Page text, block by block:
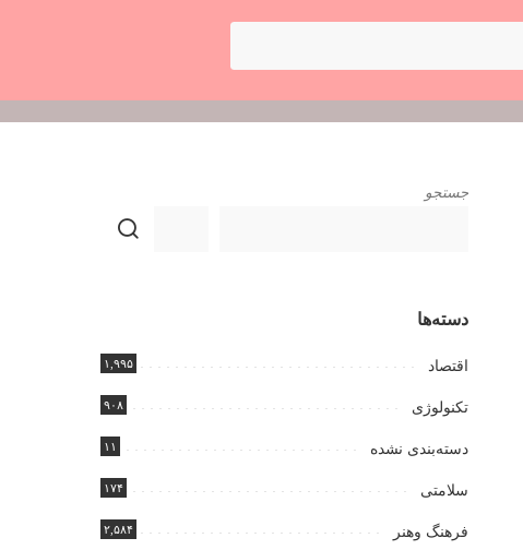
جستجو
دسته‌ها
اقتصاد ۱,۹۹۵
تکنولوژی ۹۰۸
دسته‌بندی نشده ۱۱
سلامتی ۱۷۴
فرهنگ وهنر ۲,۵۸۴